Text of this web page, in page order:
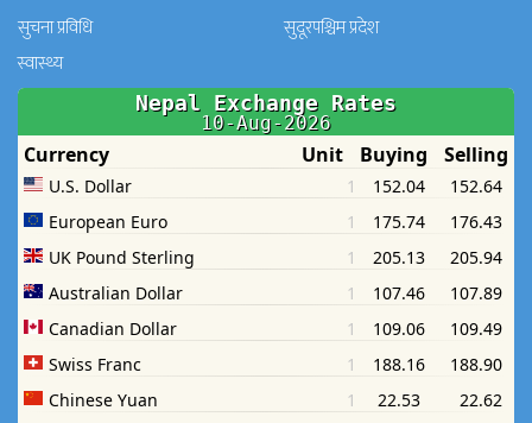
सुचना प्रविधि
सुदूरपश्चिम प्रदेश
स्वास्थ्य